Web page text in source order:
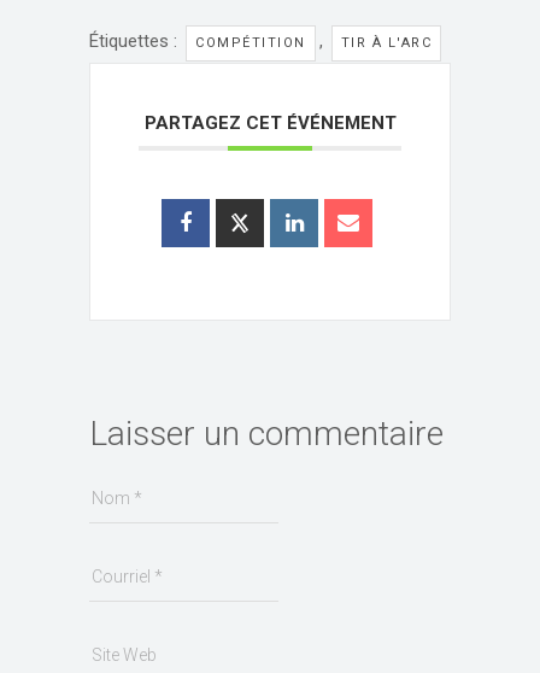
Étiquettes : COMPÉTITION , TIR À L'ARC
PARTAGEZ CET ÉVÉNEMENT
Laisser un commentaire